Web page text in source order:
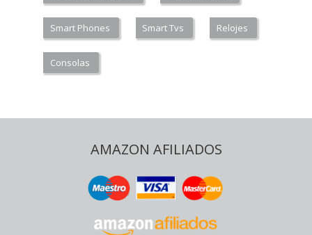
Smart Phones Smart Tvs Relojes
Consolas
AMAZON AFILIADOS